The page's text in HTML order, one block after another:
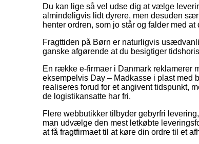
Du kan lige så vel udse dig at vælge
almindeligvis lidt dyrere, men desuden
henter ordren, som jo står og falder med
Fragttiden på Børn er naturligvis
ganske afgørende at du besigtiger
En række e-firmaer i Danmark reklamerer
eksempelvis Day – Madkasse i plast med
realiseres forud for et angivent tidspunkt,
de logistikansatte har fri.
Flere webbutikker tilbyder gebyrfri
man udvælge den mest letkøbte
at få fragtfirmaet til at køre din ordre til et